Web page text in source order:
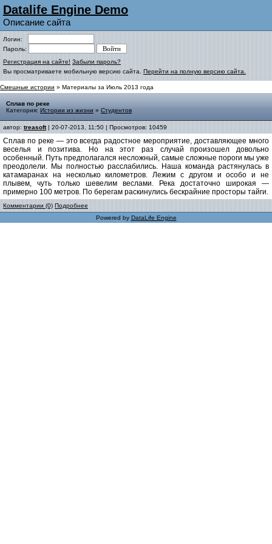
Datalife Engine Demo
Описание сайта
Логин:
Пароль:
Регистрация на сайте! Забыли пароль?
Вы просматриваете мобильную версию сайта. Перейти на полную версию сайта.
Смешные истории » Материалы за Июль 2013 года
Сплав по реке
Категория: Истории из жизни » Студентов
автор: treasoft| 20-07-2013, 11:50 | Просмотров: 10459
Сплав по реке — это всегда радостное мероприятие, доставляющее много
веселья и позитива. Но на этот раз случай произошел довольно
особенный. Путь предполагался несложный, самые сложные пороги мы уже
преодолели. Мы полностью расслабились. Наша команда растянулась в
катамаранах на несколько километров. Лежим с другом и особо и не
плывем, чуть только шевелим веслами. Река достаточно широкая —
примерно 100 метров. По берегам раскинулись бескрайние просторы тайги.
Комментарии (0) Подробнее
Powered by DataLife Engine